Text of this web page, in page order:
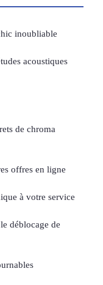
inoubliable
acoustiques
de chroma
offres en ligne
à votre service
déblocage de